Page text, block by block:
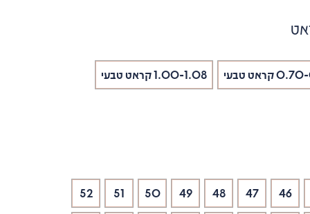
קראט טבעי 1.00-1.08 קראט טבעי
46
47
48
49
50
51
52